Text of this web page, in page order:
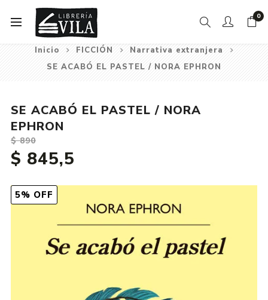
0
Inicio FICCIÓN
Narrativa extranjera
SE ACABÓ EL PASTEL / NORA EPHRON
5% OFF
SE ACABÓ EL PASTEL / NORA
EPHRON
$ 890
$ 845,5